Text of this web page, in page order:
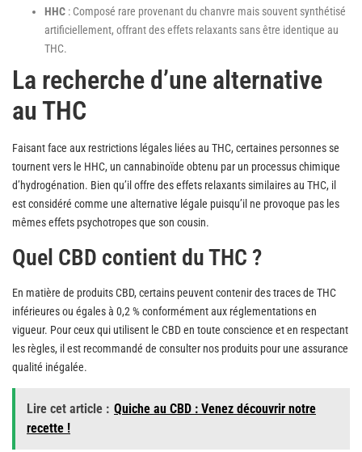
HHC : Composé rare provenant du chanvre mais souvent synthétisé
artificiellement, offrant des effets relaxants sans être identique au
THC.
La recherche d’une alternative
au THC
Faisant face aux restrictions légales liées au THC, certaines personnes se
tournent vers le HHC, un cannabinoïde obtenu par un processus chimique
d’hydrogénation. Bien qu’il offre des effets relaxants similaires au THC, il
est considéré comme une alternative légale puisqu’il ne provoque pas les
mêmes effets psychotropes que son cousin.
Quel CBD contient du THC ?
En matière de produits CBD, certains peuvent contenir des traces de THC
inférieures ou égales à 0,2 % conformément aux réglementations en
vigueur. Pour ceux qui utilisent le CBD en toute conscience et en respectant
les règles, il est recommandé de consulter nos produits pour une assurance
qualité inégalée.
Lire cet article : Quiche au CBD : Venez découvrir notre
recette !